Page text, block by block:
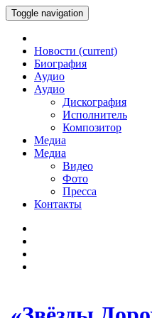
Toggle navigation
Новости (current)
Биография
Аудио
Аудио
Дискография
Исполнитель
Композитор
Медиа
Медиа
Видео
Фото
Пресса
Контакты